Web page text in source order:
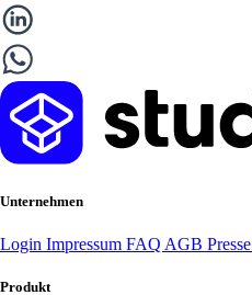
Unternehmen
Login Impressum FAQ AGB Presse
Produkt